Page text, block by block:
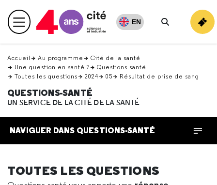
en
haut Menu principal EN
Rechercher
Accueil Au programme
Cité de la santé
Une question en santé ?
Questions santé
Toutes les questions
2024 05 Résultat de prise de sang
QUESTIONS-SANTÉ
UN SERVICE DE LA CITÉ DE LA SANTÉ
NAVIGUER DANS QUESTIONS-SANTÉ
TOUTES LES QUESTIONS